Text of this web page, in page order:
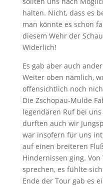
halten. Nicht, dass es
man könnte es schon
diesem Wehr der
Widerlich!
Es gab aber auch
Weiter oben nämlich,
offensichtlich noch
Die Zschopau-Mulde
legendären Ruf bei
durften auch wir
war insofern für uns
auf einen breiteren
Hindernissen ging.
sprechen, es fühlte
Ende der Tour gab es